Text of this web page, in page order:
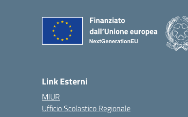
Link Esterni
MIUR
Ufficio Scolastico Regionale